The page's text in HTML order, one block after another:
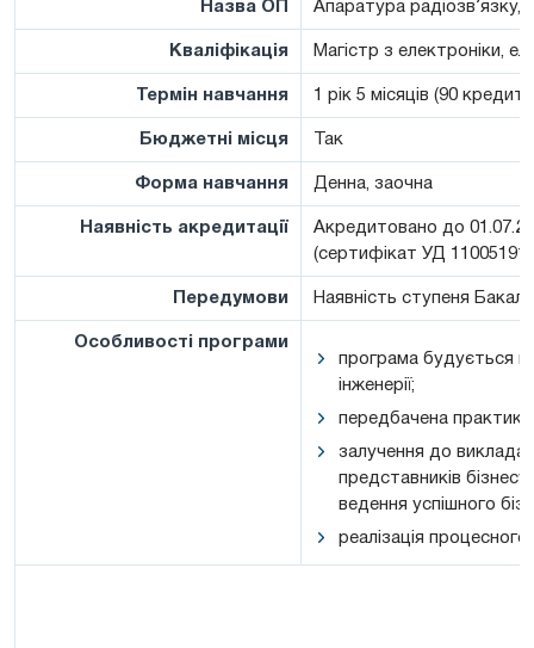
Назва ОП Апаратура радіозв’язку,
Кваліфікація Магістр з електроніки,
Термін навчання 1 рік 5 місяців (90
Бюджетні місця Так
Форма навчання Денна, заочна
Наявність акредитації
Акредитовано до
(сертифікат УД 11005191)
Передумови Наявність ступеня
Особливості програми
програма будується
інженерії;
передбачена
залучення до
представників
ведення успішного
реалізація